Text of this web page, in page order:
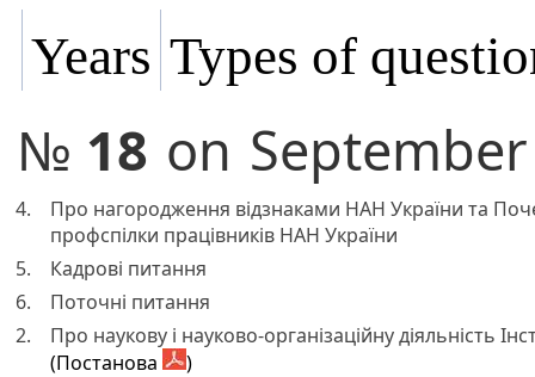
Years Types of
№ 18 on
4.
Про нагородження відзнаками НАН України та
профспілки працівників НАН України
5.
Кадрові питання
6.
Поточні питання
2.
Про наукову і науково-організаційну діяльність
(Постанова
)